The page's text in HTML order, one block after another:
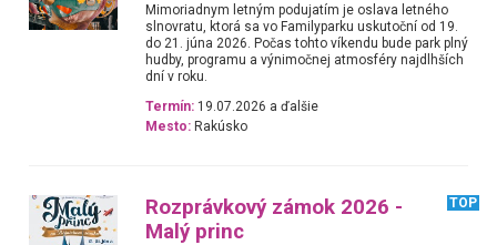
Mimoriadnym letným podujatím je oslava letného
slnovratu, ktorá sa vo Familyparku uskutoční od 19.
do 21. júna 2026. Počas tohto víkendu bude park plný
hudby, programu a výnimočnej atmosféry najdlhších
dní v roku.
Termín: 19.07.2026 a ďalšie
Mesto: Rakúsko
Rozprávkový zámok 2026 -
Malý princ
TOP